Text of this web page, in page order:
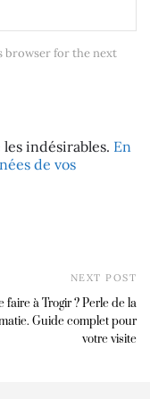
browser for the next
indésirables. En
de vos
NEXT POST
faire à Trogir ? Perle de la
Guide complet pour
votre visite